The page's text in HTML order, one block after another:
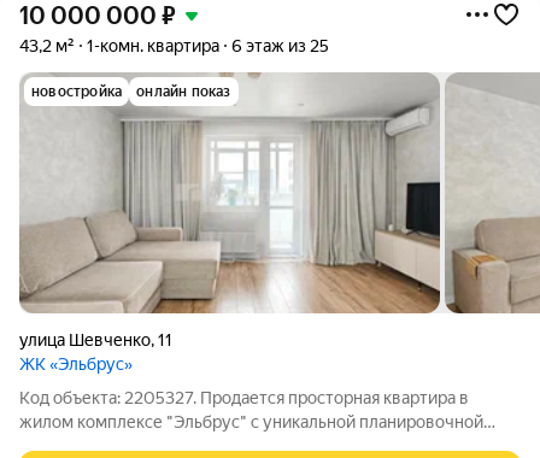
10 000 000 ₽
43,2 м² 1-комн. квартира 6 этаж из 25
новостройка онлайн показ
улица Шевченко,11
ЖК «Эльбрус»
Код объекта: 2205327. Продается просторная квартира в
жилом комплексе "Эльбрус" с уникальной планировочной